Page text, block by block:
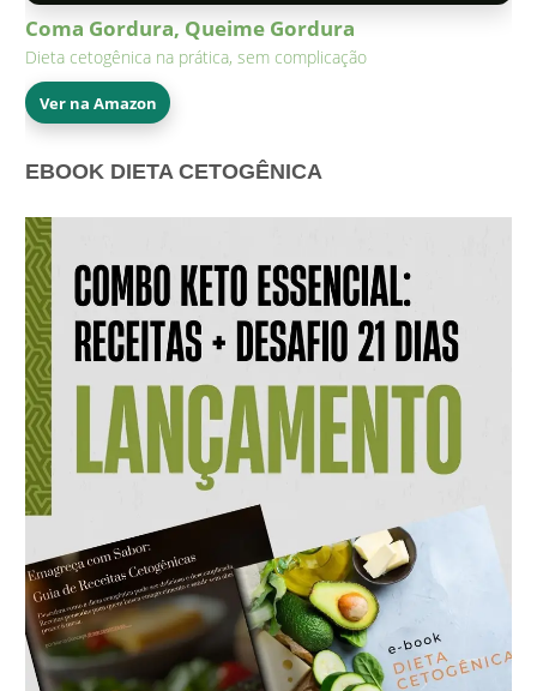
Coma Gordura, Queime Gordura
Dieta cetogênica na prática, sem complicação
Ver na Amazon
EBOOK DIETA CETOGÊNICA